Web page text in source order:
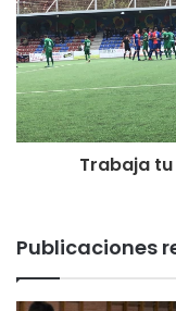
Trabaja
Publicaciones